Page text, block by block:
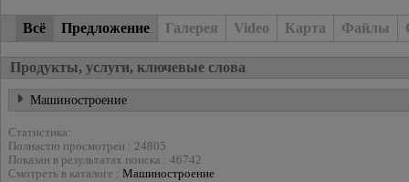
Всё Предложение Галерея Video Карта Файлы
Продукты, услуги, ключевые слова
Машиностроение
Статистика:
Полнастю просмотрен : 24805
Показан в результатах поиска : 46742
Смотреть в каталоге : Машиностроение